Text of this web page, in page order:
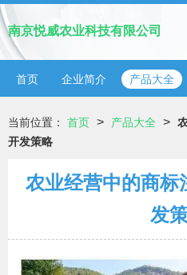
南京悦威农业科技有限公司
首页 企业简介 产品大全
当前位置： 首页 > 产品大全 >
开发策略
农业经营中的商标
发